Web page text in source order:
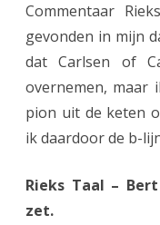
Commentaar
gevonden in mijn
dat Carlsen of
overnemen, maar
pion uit de keten
ik daardoor de b-
Rieks Taal –
zet.